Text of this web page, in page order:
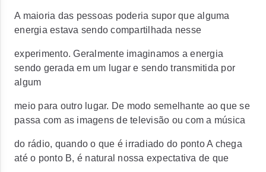
A maioria das pessoas poderia supor que alguma
energia estava sendo compartilhada nesse
experimento. Geralmente imaginamos a energia
sendo gerada em um lugar e sendo transmitida por
algum
meio para outro lugar. De modo semelhante ao que se
passa com as imagens de televisão ou com a música
do rádio, quando o que é irradiado do ponto A chega
até o ponto B, é natural nossa expectativa de que